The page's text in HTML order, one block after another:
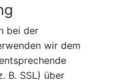
bei der
wir dem
B. SSL) über